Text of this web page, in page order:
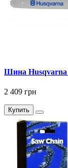
Шина
2 409 грн
Купить